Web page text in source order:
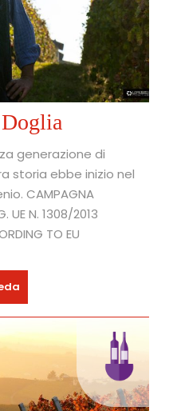
generazione di
storia ebbe inizio nel
CAMPAGNA
UE N. 1308/2013
TO EU